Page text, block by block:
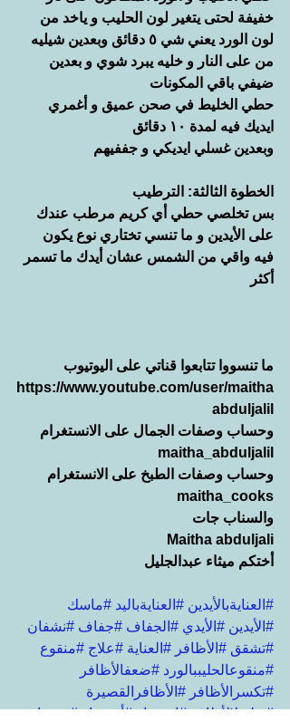
خفيفة لحتى يتغير لون الحليب و ياخد من
لون الورد يعني شي ٥ دقائق وبعدين شيليه
من على النار و خليه يبرد شوي و بعدين
ضيفي باقي المكونات
حطي الخليط في صحن عميق و أغمري
ايديك فيه لمدة ١٠ دقائق
وبعدين غسلي ايديكي و جففيهم
الخطوة الثالثة: الترطيب
بس تخلصي حطي أي كريم مرطب عندك
على الأيدين و ما تنسي تختاري نوع يكون
فيه واقي من الشمس عشان أيدك ما تسمر
أكثر
ما تنسووا تتابعوا قناتي على اليوتيوب
https://www.youtube.com/user/maitha
abduljalil
وحساب وصفات الجمال على الانستغرام
maitha_abduljalil
وحساب وصفات الطبخ على الانستغرام
maitha_cooks
والسناب جات
Maitha abduljali
أختكم ميثاء عبدالجليل
#العنايةبالأيدين #العنايةباليد #ماسك
#الأيدين #الأيدي #الجفاف #جفاف #نشفان
#تشقق #الأظافر #العناية #علاج #منقوع
#منقوعالحليببالورد #ضعفالأظافر
#تكسرالأظافر #الأظافرالقصيرة
#تطويلالأظافر #اسمرار #أسمرار #تصبغات